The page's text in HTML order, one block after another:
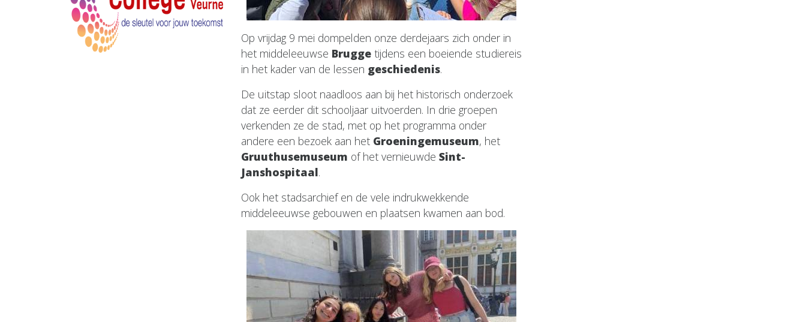
Op vrijdag 9 mei dompelden onze derdejaars zich onder in
het middeleeuwse Brugge tijdens een boeiende studiereis
in het kader van de lessen geschiedenis.
De uitstap sloot naadloos aan bij het historisch onderzoek
dat ze eerder dit schooljaar uitvoerden. In drie groepen
verkenden ze de stad, met op het programma onder
andere een bezoek aan het Groeningemuseum, het
Gruuthusemuseum of het vernieuwde Sint-
Janshospitaal.
Ook het stadsarchief en de vele indrukwekkende
middeleeuwse gebouwen en plaatsen kwamen aan bod.